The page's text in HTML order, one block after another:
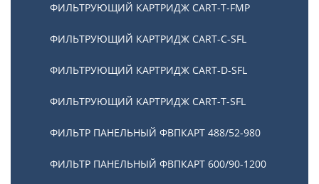
ФИЛЬТРУЮЩИЙ КАРТРИДЖ CART-Т-FMP
ФИЛЬТРУЮЩИЙ КАРТРИДЖ CART-C-SFL
ФИЛЬТРУЮЩИЙ КАРТРИДЖ CART-D-SFL
ФИЛЬТРУЮЩИЙ КАРТРИДЖ CART-T-SFL
ФИЛЬТР ПАНЕЛЬНЫЙ ФВПКАРТ 488/52-980
ФИЛЬТР ПАНЕЛЬНЫЙ ФВПКАРТ 600/90-1200